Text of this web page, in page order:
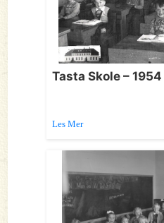
Tasta Skole – 1954
Les Mer